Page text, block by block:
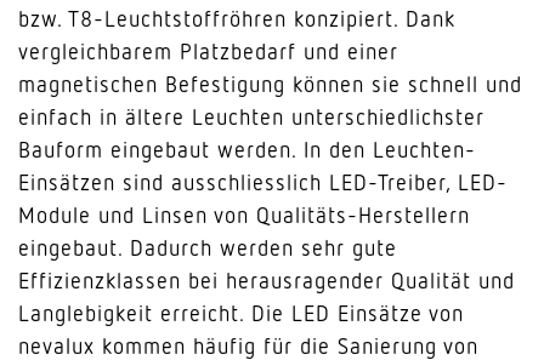
bzw. T8-Leuchtstoffröhren konzipiert. Dank
vergleichbarem Platzbedarf und einer
magnetischen Befestigung können sie schnell und
einfach in ältere Leuchten unterschiedlichster
Bauform eingebaut werden. In den Leuchten-
Einsätzen sind ausschliesslich LED-Treiber, LED-
Module und Linsen von Qualitäts-Herstellern
eingebaut. Dadurch werden sehr gute
Effizienzklassen bei herausragender Qualität und
Langlebigkeit erreicht. Die LED Einsätze von
nevalux kommen häufig für die Sanierung von